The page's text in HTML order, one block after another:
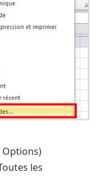
Options)
les